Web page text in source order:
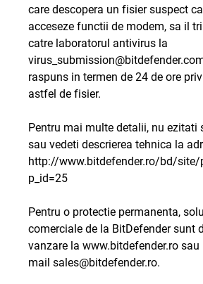
care descopera un fisier suspect
acceseze functii de modem, sa il
catre laboratorul antivirus la
raspuns in termen de 24 de ore
astfel de fisier.
Pentru mai multe detalii, nu ezitati
sau vedeti descrierea tehnica la
http://www.bitdefender.ro/bd/site/
p_id=25
Pentru o protectie permanenta,
comerciale de la BitDefender sunt
vanzare la www.bitdefender.rosau
mail sales@bitdefender.ro.